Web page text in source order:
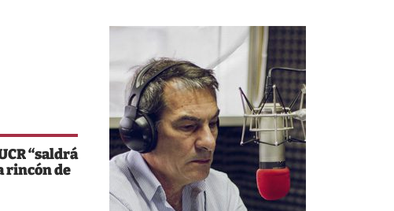
“saldrá
rincón de